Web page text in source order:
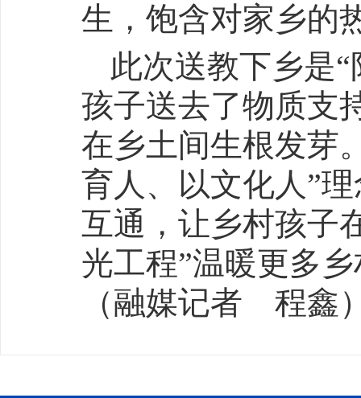
生，饱含对家乡的
此次送教下乡是
孩子送去了物质支
在乡土间生根发芽
育人、以文化人”
互通，让乡村孩子
光工程”温暖更多
（融媒记者 程鑫